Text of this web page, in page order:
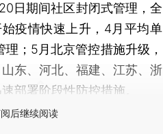
日期间社区封闭式管理，全
疫情快速上升，4月平均单
；5月北京管控措施升级，
东、河北、福建、江苏、浙
部署阶段性防控措施。
后继续阅读